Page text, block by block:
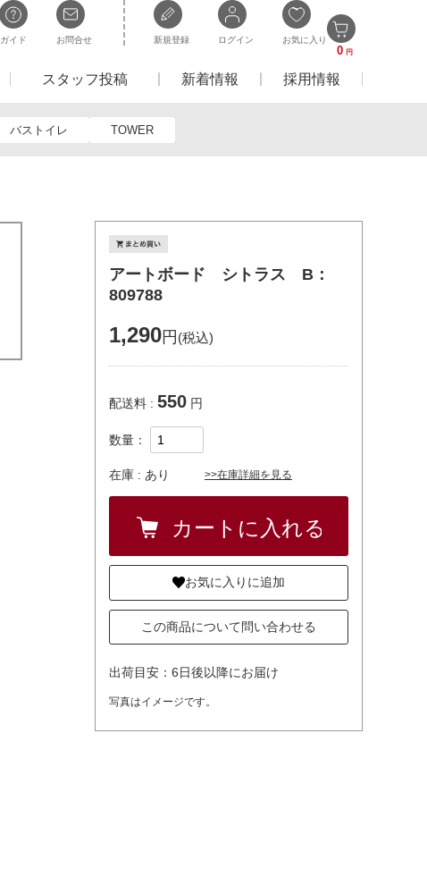
ガイド お問合せ 新規登録 ログイン お気に入り
0 円
スタッフ投稿 新着情報 採用情報
バストイレ TOWER
アートボード シトラス B：
809788
1,290円 (税込)
配送料 : 550 円
数量：
在庫 : あり >>在庫詳細を見る
お気に入りに追加
この商品について問い合わせる
出荷目安：6日後以降にお届け
写真はイメージです。